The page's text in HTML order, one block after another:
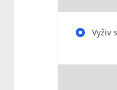
Vyživ